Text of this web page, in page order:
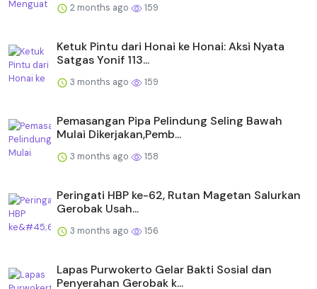
2 months ago 159
Ketuk Pintu dari Honai ke Honai: Aksi Nyata
Satgas Yonif 113...
3 months ago 159
Pemasangan Pipa Pelindung Seling Bawah
Mulai Dikerjakan,Pemb...
3 months ago 158
Peringati HBP ke-62, Rutan Magetan Salurkan
Gerobak Usah...
3 months ago 156
Lapas Purwokerto Gelar Bakti Sosial dan
Penyerahan Gerobak k...